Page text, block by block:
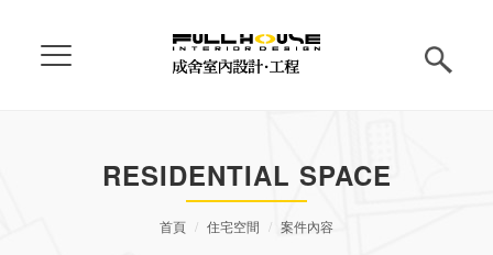
RESIDENTIAL SPACE
首頁 住宅空間 案件內容